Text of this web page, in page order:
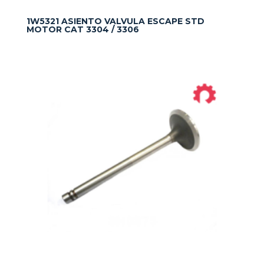
1W5321 ASIENTO VALVULA ESCAPE STD
MOTOR CAT 3304 / 3306